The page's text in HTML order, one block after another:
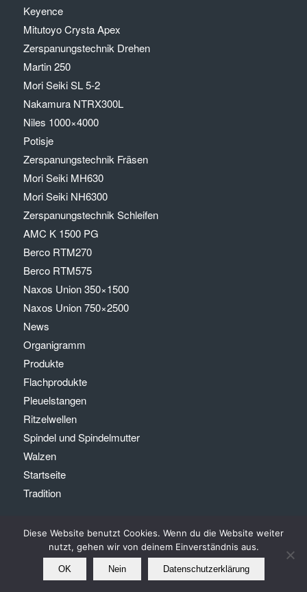
Keyence
Mitutoyo Crysta Apex
Zerspanungstechnik Drehen
Martin 250
Mori Seiki SL 5-2
Nakamura NTRX300L
Niles 1000×4000
Potisje
Zerspanungstechnik Fräsen
Mori Seiki MH630
Mori Seiki NH6300
Zerspanungstechnik Schleifen
AMC K 1500 PG
Berco RTM270
Berco RTM575
Naxos Union 350×1500
Naxos Union 750×2500
News
Organigramm
Produkte
Flachprodukte
Pleuelstangen
Ritzelwellen
Spindel und Spindelmutter
Walzen
Startseite
Tradition
© Copyright - Andreas Wasserfuhr GmbH
Diese Website benutzt Cookies. Wenn du die Website weiter
nutzt, gehen wir von deinem Einverständnis aus.
OK Nein Datenschutzerklärung